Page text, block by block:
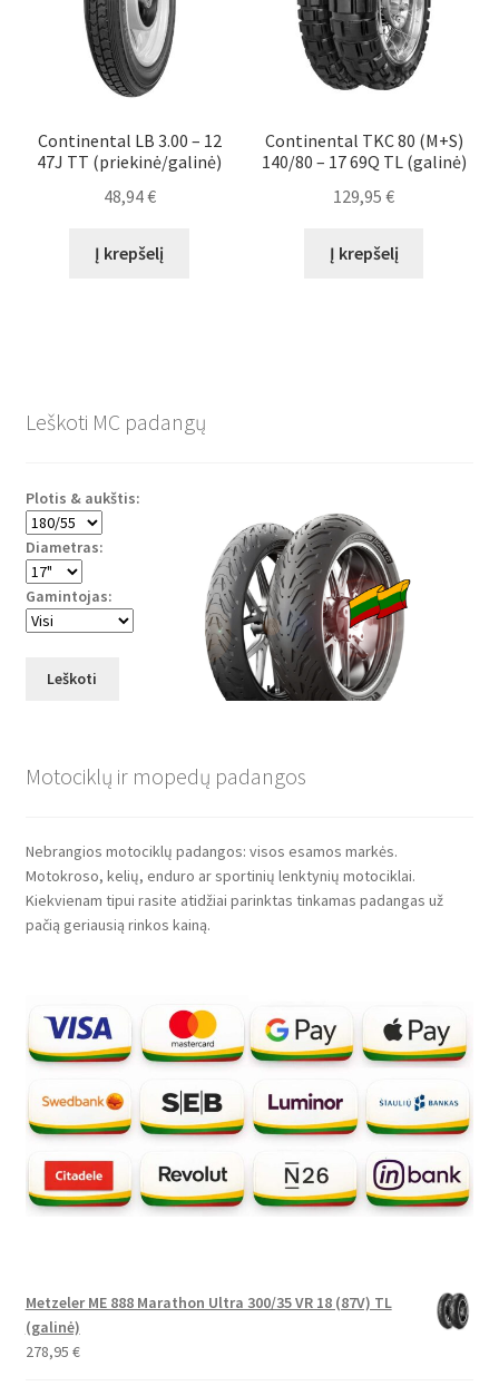
Continental LB 3.00 – 12
47J TT (priekinė/galinė)
48,94€
Į krepšelį
Continental TKC 80 (M+S)
140/80 – 17 69Q TL (galinė)
129,95€
Į krepšelį
Leškoti MC padangų
Plotis & aukštis:
Diametras:
Gamintojas:
Leškoti
Motociklų ir mopedų padangos
Nebrangios motociklų padangos: visos esamos markės.
Motokroso, kelių, enduro ar sportinių lenktynių motociklai.
Kiekvienam tipui rasite atidžiai parinktas tinkamas padangas už
pačią geriausią rinkos kainą.
Metzeler ME 888 Marathon Ultra 300/35 VR 18 (87V) TL
(galinė)
278,95 €